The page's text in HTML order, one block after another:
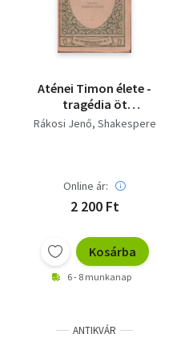
Aténei Timon élete -
tragédia öt
felvonásban ( Színházi
Rákosi Jenő Shakespere
Online ár:
2 200 Ft
Kosárba
6 - 8 munkanap
ANTIKVÁR